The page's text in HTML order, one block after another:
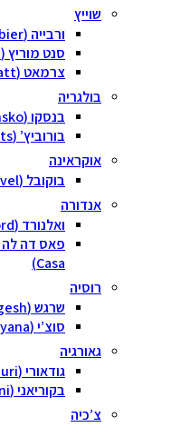
שוייץ
ורבייה (Verbier)
סנט מוריץ (St. Moritz)
צרמאט (Zermatt)
בולגריה
בנסקו (Bansko)
בורוביץ’ (Borovets)
אוקראינה
בוקובל (Bukovel)
אנדורה
ואלנורד (Vallnord)
Casa)
רוסיה
שרגש (Sheregesh)
סוצ’י (Krasnaya Polyana)
גאורגיה
גודאורי (Gudauri)
בקוריאני (Bakuriani)
צ’כיה